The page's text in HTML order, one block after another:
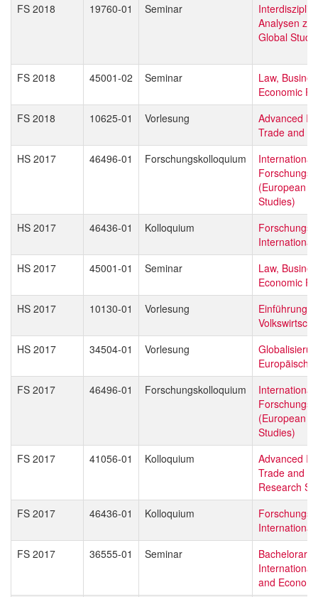
FS 2018
19760-01 Seminar
Analysen zu
Global
FS 2018 45001-02 Seminar
Law,
Economic
FS 2018
10625-01 Vorlesung
Advanced
Trade and
HS 2017
46496-01 Forschungskolloquium
International
(European
Studies)
HS 2017
46436-01 Kolloquium
International
HS 2017
45001-01 Seminar
Law,
Economic
HS 2017
10130-01 Vorlesung
Einführung
HS 2017
34504-01 Vorlesung
FS 2017
46496-01 Forschungskolloquium
International
(European
Studies)
FS 2017
41056-01 Kolloquium
Advanced
Trade and
Research
FS 2017
46436-01 Kolloquium
International
FS 2017
36555-01 Seminar
International
and